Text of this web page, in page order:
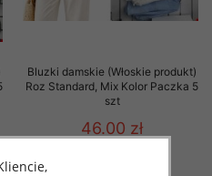
Bluzki damskie (Włoskie produkt)
Roz Standard, Mix Kolor Paczka 5
szt
46.00 zł